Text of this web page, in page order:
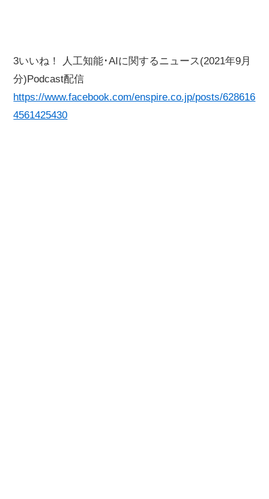
3いいね！ 人工知能･AIに関するニュース(2021年9月
分)Podcast配信
https://www.facebook.com/enspire.co.jp/posts/628616
4561425430